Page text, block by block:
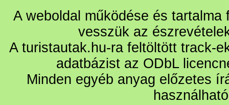
A weboldal működése és
vesszük az
A turistautak.hu-ra feltöltött track-
adatbázist az ODbL
Minden egyéb anyag előzetes